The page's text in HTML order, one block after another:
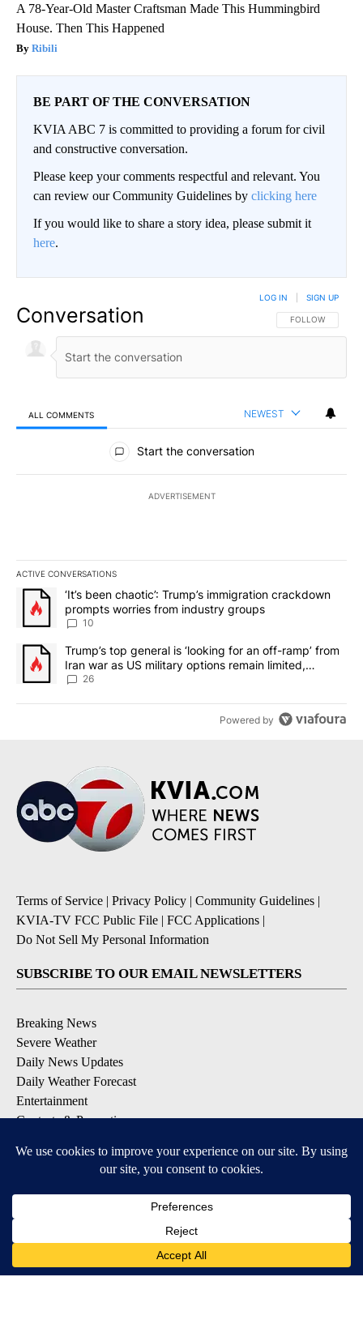
A 78-Year-Old Master Craftsman Made This Hummingbird
House. Then This Happened
Ribili
BE PART OF THE CONVERSATION
KVIA ABC 7 is committed to providing a forum for civil
and constructive conversation.
Please keep your comments respectful and relevant. You
can review our Community Guidelines by clicking here
If you would like to share a story idea, please submit it
here.
Conversation FOLLOW THIS
FOLLOW
LOG IN SIGN UP
ALL COMMENTS NEWEST
All Comments
Start the conversation
ADVERTISEMENT
ACTIVE CONVERSATIONS
The following is a list of the most commented articles in the last
A trending article titled "‘It’s been chaotic’: Trump’s
‘It’s been chaotic’: Trump’s immigration crackdown
prompts worries from industry groups
10
A trending article titled "Trump’s top general is ‘looking for an
Trump’s top general is ‘looking for an off-ramp’ from
Iran war as US military options remain limited,
sources say
26
Powered by
Terms of Service | Privacy Policy | Community Guidelines |
KVIA-TV FCC Public File | FCC Applications |
Do Not Sell My Personal Information
SUBSCRIBE TO OUR EMAIL NEWSLETTERS
Breaking News
Severe Weather
Daily News Updates
Daily Weather Forecast
Entertainment
Contests & Promotions
DOWNLOAD OUR APPS
Available for iOS and Android